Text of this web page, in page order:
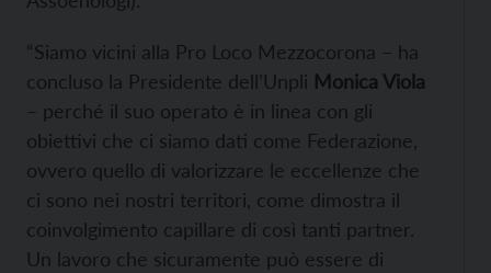
“Siamo vicini alla Pro Loco Mezzocorona – ha
concluso la Presidente dell’Unpli Monica Viola
– perché il suo operato è in linea con gli
obiettivi che ci siamo dati come Federazione,
ovvero quello di valorizzare le eccellenze che
ci sono nei nostri territori, come dimostra il
coinvolgimento capillare di così tanti partner.
Un lavoro che sicuramente può essere di